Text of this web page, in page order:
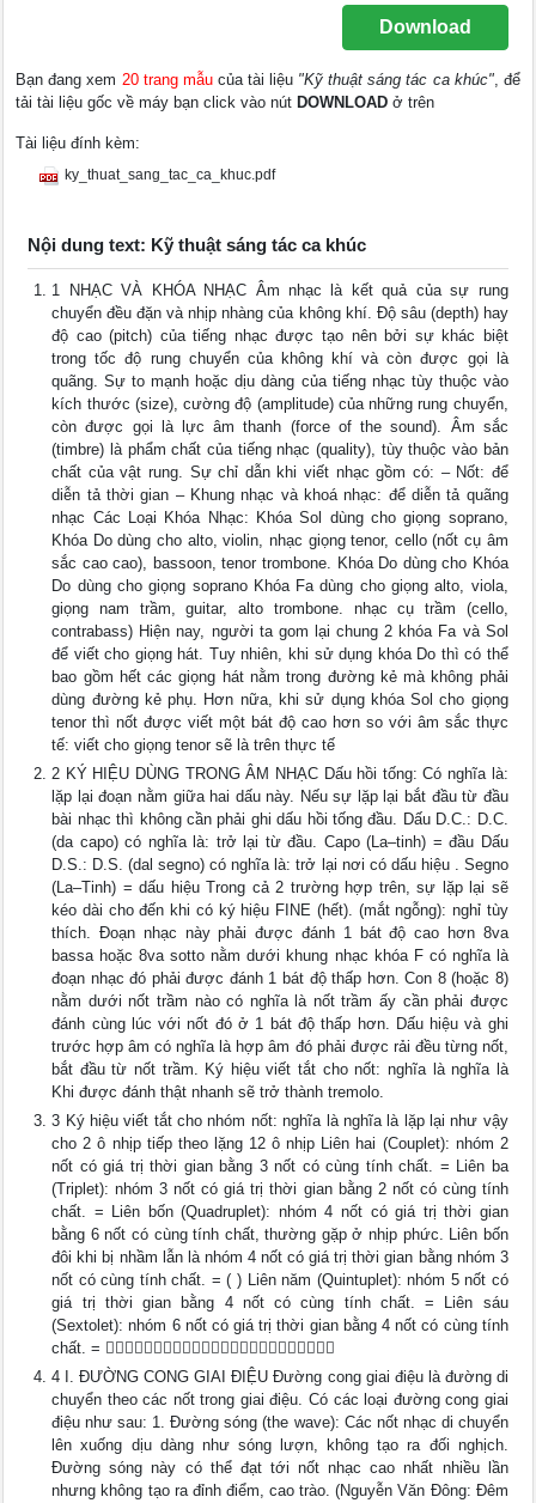
Download
Bạn đang xem 20 trang mẫucủa tài liệu "Kỹ thuật sáng tác ca khúc", để
tải tài liệu gốc về máy bạn click vào nút DOWNLOAD ở trên
Tài liệu đính kèm:
ky_thuat_sang_tac_ca_khuc.pdf
Nội dung text: Kỹ thuật sáng tác ca khúc
1 NHẠC VÀ KHÓA NHẠC Âm nhạc là kết quả của sự rung
chuyển đều đặn và nhịp nhàng của không khí. Độ sâu (depth) hay
độ cao (pitch) của tiếng nhạc được tạo nên bởi sự khác biệt
trong tốc độ rung chuyển của không khí và còn được gọi là
quãng. Sự to mạnh hoặc dịu dàng của tiếng nhạc tùy thuộc vào
kích thước (size), cường độ (amplitude) của những rung chuyển,
còn được gọi là lực âm thanh (force of the sound). Âm sắc
(timbre) là phẩm chất của tiếng nhạc (quality), tùy thuộc vào bản
chất của vật rung. Sự chỉ dẫn khi viết nhạc gồm có: – Nốt: để
diễn tả thời gian – Khung nhạc và khoá nhạc: để diễn tả quãng
nhạc Các Loại Khóa Nhạc: Khóa Sol dùng cho giọng soprano,
Khóa Do dùng cho alto, violin, nhạc giọng tenor, cello (nốt cụ âm
sắc cao cao), bassoon, tenor trombone. Khóa Do dùng cho Khóa
Do dùng cho giọng soprano Khóa Fa dùng cho giọng alto, viola,
giọng nam trầm, guitar, alto trombone. nhạc cụ trầm (cello,
contrabass) Hiện nay, người ta gom lại chung 2 khóa Fa và Sol
để viết cho giọng hát. Tuy nhiên, khi sử dụng khóa Do thì có thể
bao gồm hết các giọng hát nằm trong đường kẻ mà không phải
dùng đường kẻ phụ. Hơn nữa, khi sử dụng khóa Sol cho giọng
tenor thì nốt được viết một bát độ cao hơn so với âm sắc thực
tế: viết cho giọng tenor sẽ là trên thực tế
2 KÝ HIỆU DÙNG TRONG ÂM NHẠC Dấu hồi tống: Có nghĩa là:
lặp lại đoạn nằm giữa hai dấu này. Nếu sự lặp lại bắt đầu từ đầu
bài nhạc thì không cần phải ghi dấu hồi tống đầu. Dấu D.C.: D.C.
(da capo) có nghĩa là: trở lại từ đầu. Capo (La–tinh) = đầu Dấu
D.S.: D.S. (dal segno) có nghĩa là: trở lại nơi có dấu hiệu . Segno
(La–Tinh) = dấu hiệu Trong cả 2 trường hợp trên, sự lặp lại sẽ
kéo dài cho đến khi có ký hiệu FINE (hết). (mắt ngỗng): nghỉ tùy
thích. Đoạn nhạc này phải được đánh 1 bát độ cao hơn 8va
bassa hoặc 8va sotto nằm dưới khung nhạc khóa F có nghĩa là
đoạn nhạc đó phải được đánh 1 bát độ thấp hơn. Con 8 (hoặc 8)
nằm dưới nốt trầm nào có nghĩa là nốt trầm ấy cần phải được
đánh cùng lúc với nốt đó ở 1 bát độ thấp hơn. Dấu hiệu và ghi
trước hợp âm có nghĩa là hợp âm đó phải được rải đều từng nốt,
bắt đầu từ nốt trầm. Ký hiệu viết tắt cho nốt: nghĩa là nghĩa là
Khi được đánh thật nhanh sẽ trở thành tremolo.
3 Ký hiệu viết tắt cho nhóm nốt: nghĩa là nghĩa là lặp lại như vậy
cho 2 ô nhịp tiếp theo lặng 12 ô nhịp Liên hai (Couplet): nhóm 2
nốt có giá trị thời gian bằng 3 nốt có cùng tính chất. = Liên ba
(Triplet): nhóm 3 nốt có giá trị thời gian bằng 2 nốt có cùng tính
chất. = Liên bốn (Quadruplet): nhóm 4 nốt có giá trị thời gian
bằng 6 nốt có cùng tính chất, thường gặp ở nhịp phức. Liên bốn
đôi khi bị nhầm lẫn là nhóm 4 nốt có giá trị thời gian bằng nhóm 3
nốt có cùng tính chất. = ( ) Liên năm (Quintuplet): nhóm 5 nốt có
giá trị thời gian bằng 4 nốt có cùng tính chất. = Liên sáu
(Sextolet): nhóm 6 nốt có giá trị thời gian bằng 4 nốt có cùng tính
chất. = 
4 I. ĐƯỜNG CONG GIAI ĐIỆU Đường cong giai điệu là đường di
chuyển theo các nốt trong giai điệu. Có các loại đường cong giai
điệu như sau: 1. Đường sóng (the wave): Các nốt nhạc di chuyển
lên xuống dịu dàng như sóng lượn, không tạo ra đối nghịch.
Đường sóng này có thể đạt tới nốt nhạc cao nhất nhiều lần
nhưng không tạo ra đỉnh điểm, cao trào. (Nguyễn Văn Đông: Đêm